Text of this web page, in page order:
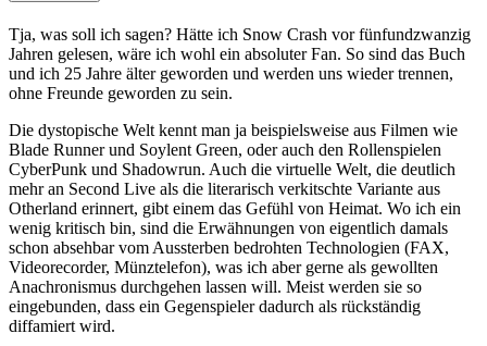
Tja, was soll ich sagen? Hätte ich Snow Crash vor fünfundzwanzig
Jahren gelesen, wäre ich wohl ein absoluter Fan. So sind das Buch
und ich 25 Jahre älter geworden und werden uns wieder trennen,
ohne Freunde geworden zu sein.
Die dystopische Welt kennt man ja beispielsweise aus Filmen wie
Blade Runner und Soylent Green, oder auch den Rollenspielen
CyberPunk und Shadowrun. Auch die virtuelle Welt, die deutlich
mehr an Second Live als die literarisch verkitschte Variante aus
Otherland erinnert, gibt einem das Gefühl von Heimat. Wo ich ein
wenig kritisch bin, sind die Erwähnungen von eigentlich damals
schon absehbar vom Aussterben bedrohten Technologien (FAX,
Videorecorder, Münztelefon), was ich aber gerne als gewollten
Anachronismus durchgehen lassen will. Meist werden sie so
eingebunden, dass ein Gegenspieler dadurch als rückständig
diffamiert wird.